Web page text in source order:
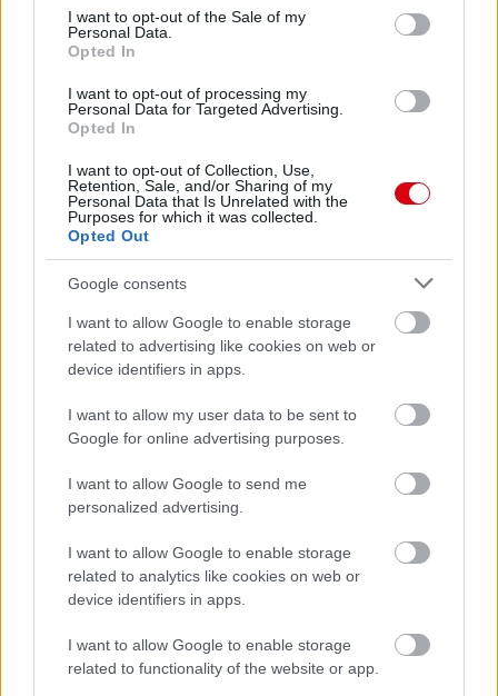
consent section.
I want to opt-out of the Sale of my
Personal Data.
Opted In
I want to opt-out of processing my
Personal Data for Targeted Advertising.
Opted In
I want to opt-out of Collection, Use,
Retention, Sale, and/or Sharing of my
Personal Data that Is Unrelated with the
Purposes for which it was collected.
Opted Out
Google consents
I want to allow Google to enable storage
related to advertising like cookies on web or
device identifiers in apps.
I want to allow my user data to be sent to
Google for online advertising purposes.
I want to allow Google to send me
personalized advertising.
I want to allow Google to enable storage
related to analytics like cookies on web or
device identifiers in apps.
I want to allow Google to enable storage
related to functionality of the website or app.
Meccs Center
Paris Saint-Germainvs
Felkészülési szezon 4. mérkőzés
Nya Ullevi, Göteborg
2 nap 12 óra 51 perc 47 másodperc
Leeds Unitedvs Manchester United2026-08-12 20:30